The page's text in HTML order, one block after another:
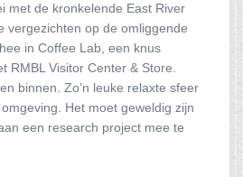
met de kronkelende East River
vergezichten op de omliggende
in Coffee Lab, een knus
RMBL Visitor Center & Store.
binnen. Zo’n leuke relaxte sfeer
Het moet geweldig zijn
een research project mee te